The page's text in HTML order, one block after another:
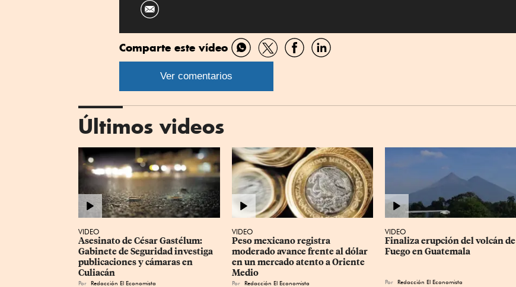
Comparte este vídeo
Compartir
por
Compartir
por
CompartirCompartir
Ver comentarios
Últimos videos
VIDEO
Asesinato de César Gastélum:
Gabinete de Seguridad investiga
publicaciones y cámaras en
Culiacán
Por Redacción El Economista
VIDEO
Peso mexicano registra
moderado avance frente al dólar
en un mercado atento a Oriente
Medio
Por Redacción El Economista
VIDEO
Finaliza erupción del volcán de
Fuego en Guatemala
Por Redacción El Economista